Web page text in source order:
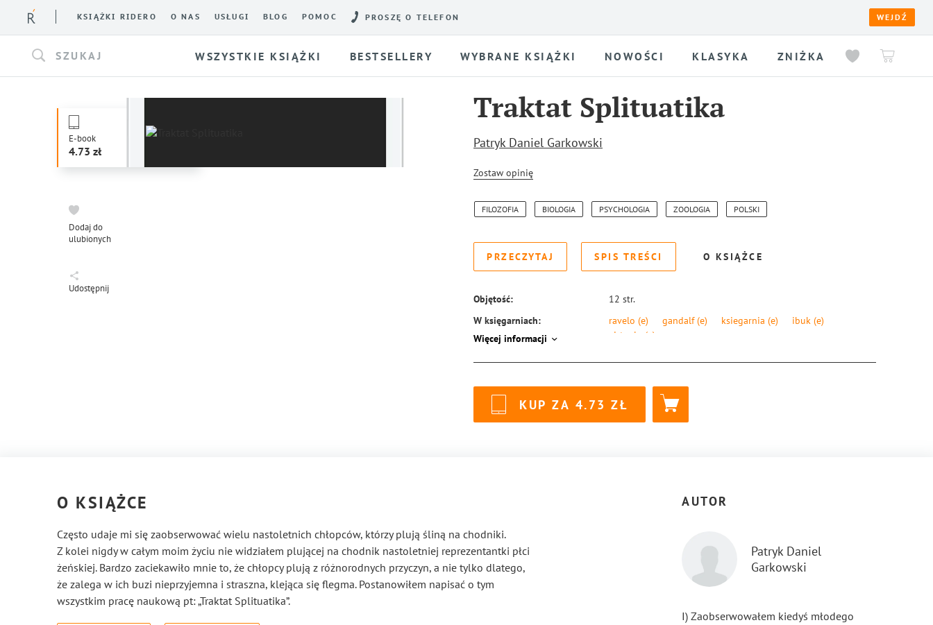
KSIĄŻKI RIDERO O NAS USŁUGI BLOG POMOC PROSZĘ O TELEFON WEJDŹ
SZUKAJ WSZYSTKIE KSIĄŻKI BESTSELLERY WYBRANE KSIĄŻKI NOWOŚCI KLASYKA ZNIŻKA
E-book
4.73
Dodaj do
ulubionych
Udostępnij
Traktat Splituatika
Patryk Daniel Garkowski
Zostaw opinię
FILOZOFIA BIOLOGIA PSYCHOLOGIA ZOOLOGIA POLSKI
PRZECZYTAJ SPIS TREŚCI O KSIĄŻCE
Objętość: 12 str.
W księgarniach:
ravelo (e) gandalf (e) ksiegarnia (e) ibuk (e)
virtualo
(e)
Więcej informacji
KUP ZA 4.73
O KSIĄŻCE
Często udaje mi się zaobserwować wielu nastoletnich chłopców, którzy plują śliną na chodniki.
Z kolei nigdy w całym moim życiu nie widziałem plującej na chodnik nastoletniej reprezentantki płci
żeńskiej. Bardzo zaciekawiło mnie to, że chłopcy plują z różnorodnych przyczyn, a nie tylko dlatego,
że zalega w ich buzi nieprzyjemna i straszna, klejąca się flegma. Postanowiłem napisać o tym
wszystkim pracę naukową pt: „Traktat Splituatika”.
AUTOR
Patryk Daniel
Garkowski
I) Zaobserwowałem kiedyś młodego